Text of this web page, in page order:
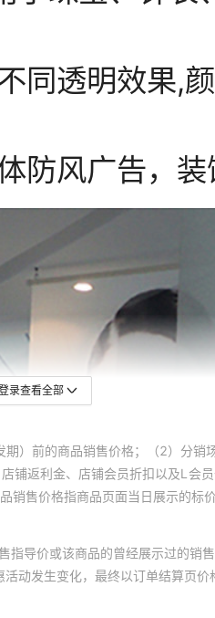
录查看全部
）前的商品销售价格；（2）分
返利金、店铺会员折扣以及L会
售价格指商品页面当日展示的
导价或该商品的曾经展示过的销
动发生变化，最终以订单结算页价